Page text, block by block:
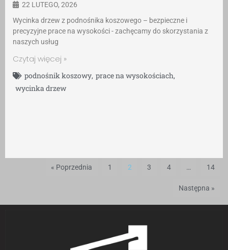
22 LUTEGO, 2026
Wycinka drzew z podnośnika koszowego – bezpieczne i
precyzyjne prace na wysokości - zachęcamy do skorzystania z
naszych usług
Czytaj więcej »
podnośnik koszowy, prace na wysokościach,
wycinka drzew
« Poprzednia 1 2 3 4 … 14
Następna »